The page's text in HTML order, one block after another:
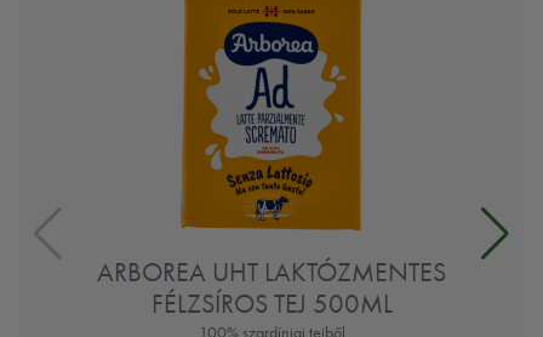
ARBOREA UHT LAKTÓZMENTES
FÉLZSÍROS TEJ 500ML
100% szardíniai tejből